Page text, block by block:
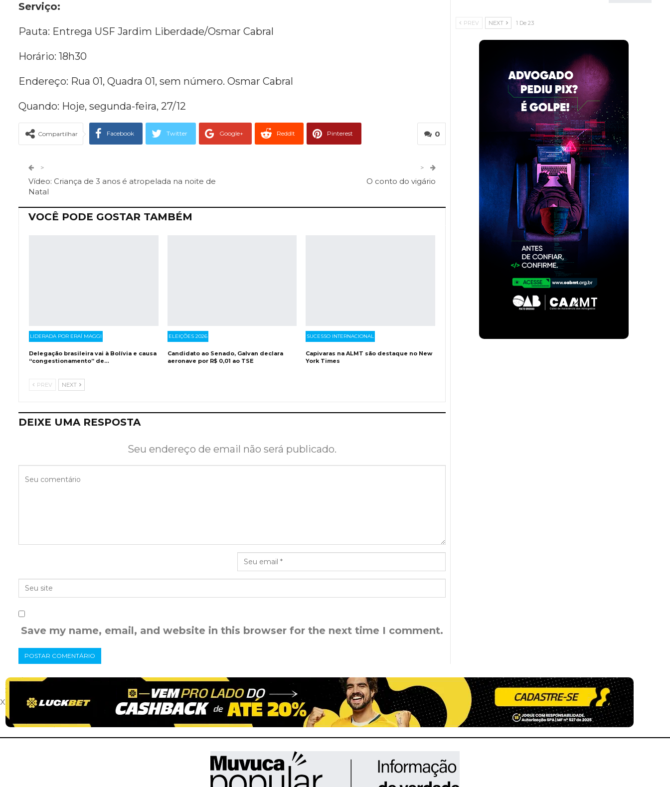
Serviço:
Pauta: Entrega USF Jardim Liberdade/Osmar Cabral
Horário: 18h30
Endereço: Rua 01, Quadra 01, sem número. Osmar Cabral
Quando: Hoje, segunda-feira, 27/12
0
Compartilhar Facebook Twitter Google+ ReddIt Pinterest
>
Vídeo: Criança de 3 anos é atropelada na noite de
Natal
>
O conto do vigário
VOCÊ PODE GOSTAR TAMBÉM
LIDERADA POR ERAÍ MAGGI
Delegação brasileira vai à Bolívia e causa
“congestionamento” de…
ELEIÇÕES 2026
Candidato ao Senado, Galvan declara
aeronave por R$ 0,01 ao TSE
SUCESSO INTERNACIONAL
Capivaras na ALMT são destaque no New
York Times
PREV NEXT
DEIXE UMA RESPOSTA
Seu endereço de email não será publicado.
Save my name, email, and website in this browser for the next time I comment.
PREV NEXT 1 De 23
x